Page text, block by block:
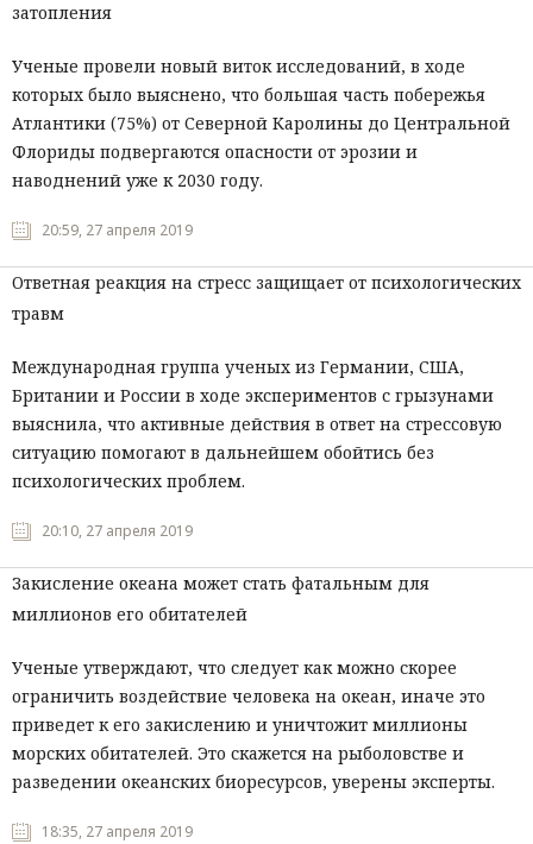
затопления
Ученые провели новый виток исследований, в ходе
которых было выяснено, что большая часть побережья
Атлантики (75%) от Северной Каролины до Центральной
Флориды подвергаются опасности от эрозии и
наводнений уже к 2030 году.
20:59, 27 апреля 2019
Ответная реакция на стресс защищает от психологических
травм
Международная группа ученых из Германии, США,
Британии и России в ходе экспериментов с грызунами
выяснила, что активные действия в ответ на стрессовую
ситуацию помогают в дальнейшем обойтись без
психологических проблем.
20:10, 27 апреля 2019
Закисление океана может стать фатальным для
миллионов его обитателей
Ученые утверждают, что следует как можно скорее
ограничить воздействие человека на океан, иначе это
приведет к его закислению и уничтожит миллионы
морских обитателей. Это скажется на рыболовстве и
разведении океанских биоресурсов, уверены эксперты.
18:35, 27 апреля 2019